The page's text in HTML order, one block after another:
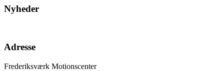
Nyheder
Adresse
Frederiksværk Motionscenter